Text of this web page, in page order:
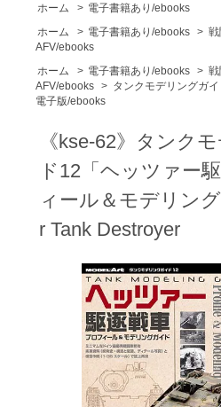
ホーム
> 電子書籍あり/ebooks
ホーム
> 電子書籍あり/ebooks > 戦
AFV/ebooks
ホーム
> 電子書籍あり/ebooks > 戦
AFV/ebooks > タンクモデリングガ
電子版/ebooks
《kse-62》タンク
ド12「ヘッツァー
ィール＆モデリン
r Tank Destroyer